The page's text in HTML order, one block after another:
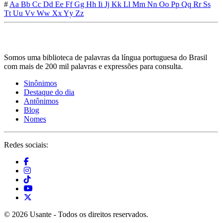
# Aa Bb Cc Dd Ee FfGg Hh Ii Jj Kk Ll Mm Nn Oo Pp Qq Rr Ss
Tt Uu Vv Ww XxYy Zz
Somos uma biblioteca de palavras da língua portuguesa do Brasil
com mais de 200 mil palavras e expressões para consulta.
Sinônimos
Destaque do dia
Antônimos
Blog
Nomes
Redes sociais:
© 2026 Usante - Todos os direitos reservados.